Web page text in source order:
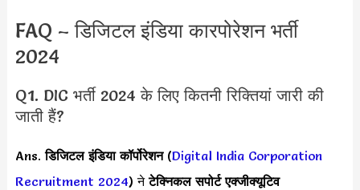
FAQ – डिजिटल इंडिया कारपोरेशन भर्ती
2024
Q1. DIC भर्ती 2024 के लिए कितनी रिक्तियां जारी की
जाती हैं?
Ans.डिजिटल इंडिया कॉर्पोरेशन(Digital India Corporation
Recruitment 2024) नेटेक्निकल सपोर्ट एक्जीक्यूटिव